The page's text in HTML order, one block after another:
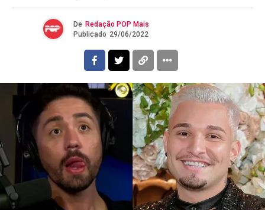
De Redação POP Mais
Publicado 29/06/2022